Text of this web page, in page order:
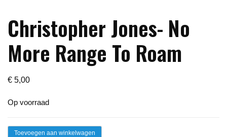
Christopher Jones- No
More Range To Roam
€ 5,00
Op voorraad
Christopher
Toevoegen aan winkelwagen